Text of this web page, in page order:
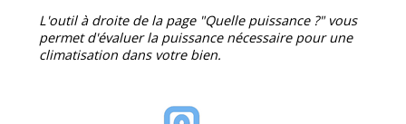
L'outil à droite de la page "Quelle puissance ?" vous
permet d'évaluer la puissance nécessaire pour une
climatisation dans votre bien.